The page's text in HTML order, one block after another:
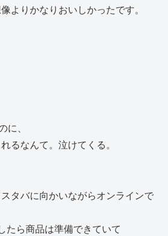
よりかなりおいしかったです。
、
るなんて。泣けてくる。
タバに向かいながらオンラインで
たら商品は準備できていて